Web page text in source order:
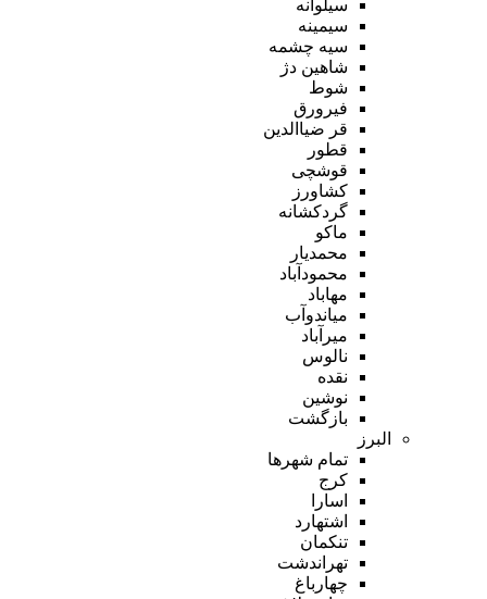
سیلوانه
سیمینه
سیه چشمه
شاهین دژ
شوط
فیرورق
قر ضیاالدین
قطور
قوشچی
کشاورز
گردکشانه
ماکو
محمدیار
محمودآباد
مهاباد
میاندوآب
میرآباد
نالوس
نقده
نوشین
بازگشت
البرز
تمام شهر‌ها
کرج
اسارا
اشتهارد
تنکمان
تهراندشت
چهارباغ